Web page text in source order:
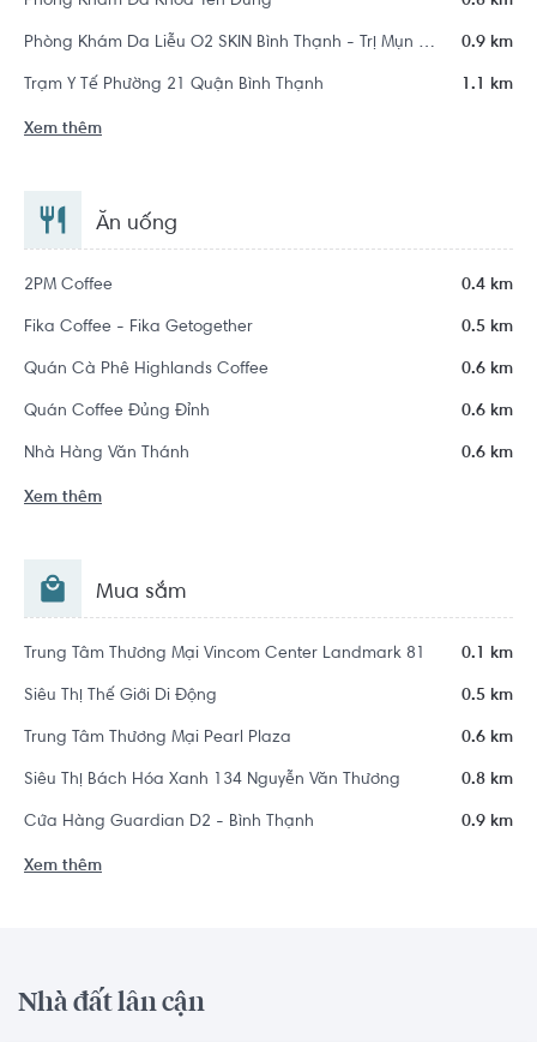
Phòng Khám Da Liễu O2 SKIN Bình Thạnh - Trị Mụn Chuẩn Y Khoa 0.9 km
Trạm Y Tế Phường 21 Quận Bình Thạnh 1.1 km
Xem thêm
Ăn uống
2PM Coffee 0.4 km
Fika Coffee - Fika Getogether 0.5 km
Quán Cà Phê Highlands Coffee 0.6 km
Quán Coffee Đủng Đỉnh 0.6 km
Nhà Hàng Văn Thánh 0.6 km
Xem thêm
Mua sắm
Trung Tâm Thương Mại Vincom Center Landmark 81 0.1 km
Siêu Thị Thế Giới Di Động 0.5 km
Trung Tâm Thương Mại Pearl Plaza 0.6 km
Siêu Thị Bách Hóa Xanh 134 Nguyễn Văn Thương 0.8 km
Cửa Hàng Guardian D2 - Bình Thạnh 0.9 km
Xem thêm
Nhà đất lân cận